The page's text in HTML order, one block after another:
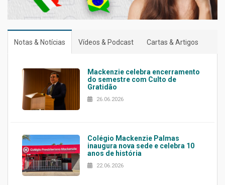
Notas & Notícias Vídeos & Podcast Cartas & Artigos
Mackenzie celebra encerramento
do semestre com Culto de
Gratidão
26.06.2026
Colégio Mackenzie Palmas
inaugura nova sede e celebra 10
anos de história
22.06.2026